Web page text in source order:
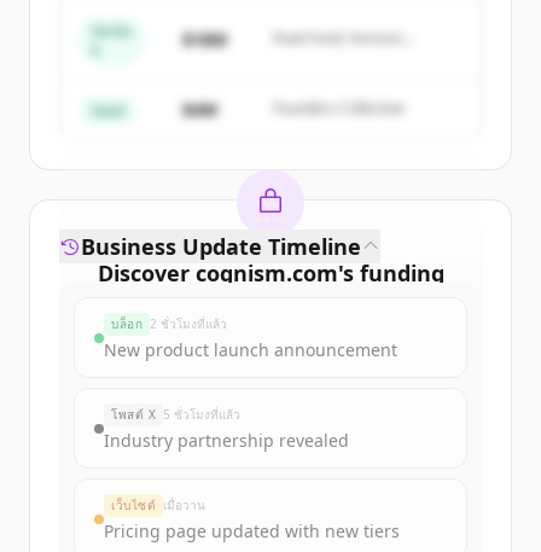
Create Free Account
Series
$18M
Peak Fund, Horizon
Seed $4M Founders Collective
Discover cognism.com's funding
Sign up for free to view allfunding
New accounts include trial credits to
get started.
Create Free Account
Business Update Timeline
บล็อก 2 ชั่วโมงที่แล้ว
New product launch announcement
โพสต์ X 5 ชั่วโมงที่แล้ว
Industry partnership revealed
เว็บไซต์ เมื่อวาน
Pricing page updated with new tiers